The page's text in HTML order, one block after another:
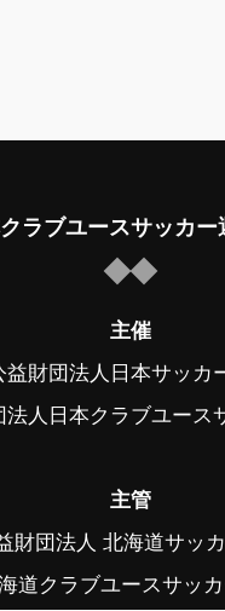
ラブユースサッカー
主催
益財団法人日本サッカ
法人日本クラブユース
主管
財団法人 北海道サッ
道クラブユースサッ